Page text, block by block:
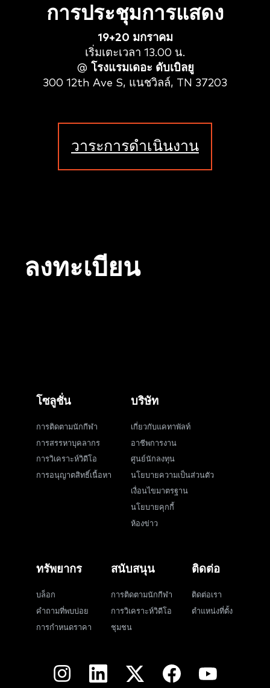
การประชุมการแสดง
19+20 มกราคม
เริ่มเตะเวลา 13.00 น.
@ โรงแรมเดอะ ดับเบิลยู
300 12th Ave S, แนชวิลล์, TN 37203
วาระการดำเนินงาน
ลงทะเบียน
โซลูชั่น
การติดตามนักกีฬา
การสรรหาบุคลากร
การวิเคราะห์วิดีโอ
การอนุญาตสิทธิ์เนื้อหา
บริษัท
เกี่ยวกับแคทาพัลท์
อาชีพการงาน
ศูนย์นักลงทุน
นโยบายความเป็นส่วนตัว
เงื่อนไขมาตรฐาน
นโยบายคุกกี้
ห้องข่าว
ทรัพยากร
บล็อก
คำถามที่พบบ่อย
การกำหนดราคา
สนับสนุน
การติดตามนักกีฬา
การวิเคราะห์วิดีโอ
ชุมชน
ติดต่อ
ติดต่อเรา
ตำแหน่งที่ตั้ง